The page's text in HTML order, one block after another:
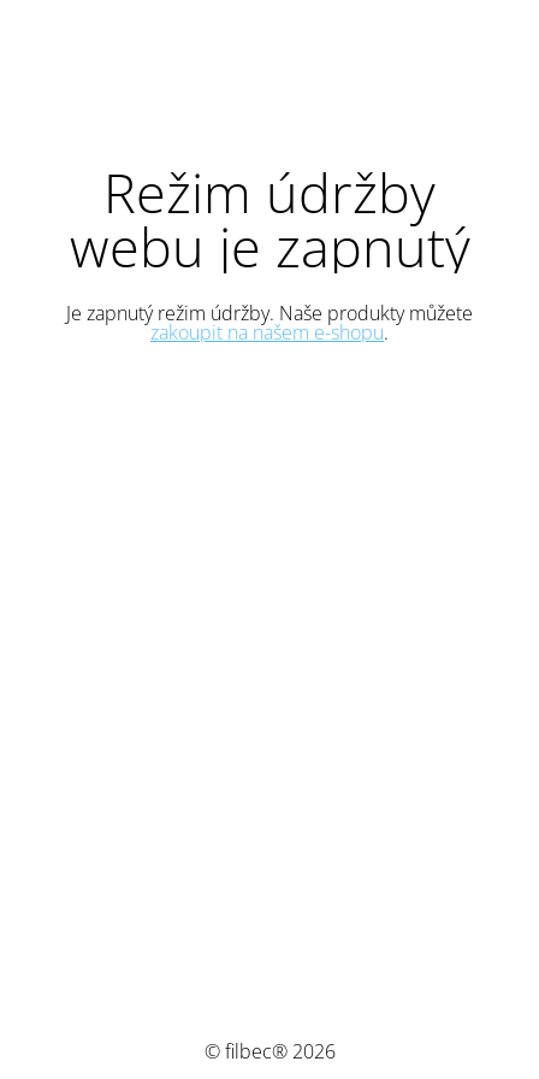
Režim údržby
webu je zapnutý
Je zapnutý režim údržby. Naše produkty můžete
zakoupit na našem e-shopu.
© filbec® 2026